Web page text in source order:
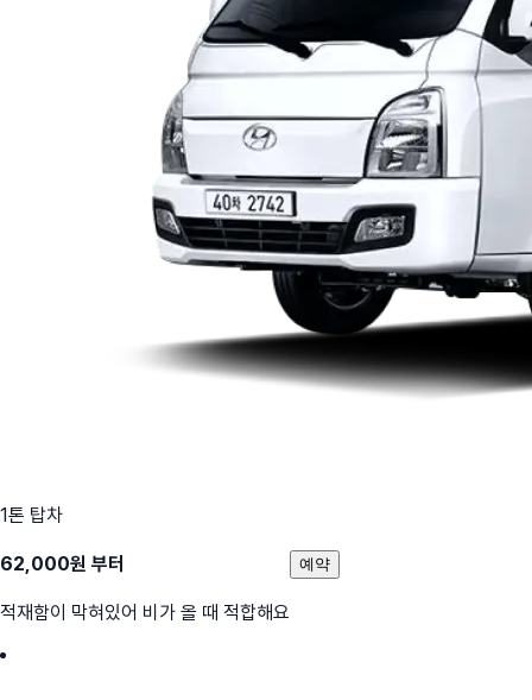
1톤 탑차
62,000원 부터
적재함이 막혀있어 비가 올 때 적합해요
예약